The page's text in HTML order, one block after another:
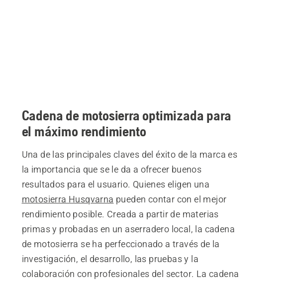
Cadena de motosierra optimizada para
el máximo rendimiento
Una de las principales claves del éxito de la marca es
la importancia que se le da a ofrecer buenos
resultados para el usuario. Quienes eligen una
motosierra Husqvarna pueden contar con el mejor
rendimiento posible. Creada a partir de materias
primas y probadas en un aserradero local, la cadena
de motosierra se ha perfeccionado a través de la
investigación, el desarrollo, las pruebas y la
colaboración con profesionales del sector. La cadena